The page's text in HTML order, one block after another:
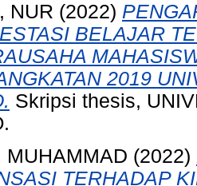
NUR (2022)
BELAJAR
2019
Skripsi thesis,
MUHAMMAD (2022)
TERHADAP